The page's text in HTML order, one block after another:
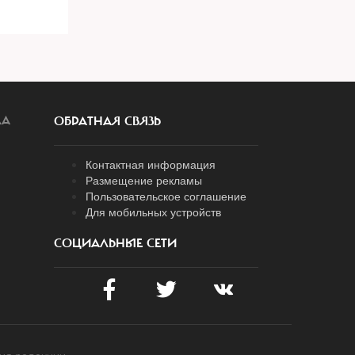
ОБРАТНАЯ СВЯЗЬ
Контактная информация
Размещение рекламы
Пользовательское соглашение
Для мобильных устройств
СОЦИАЛЬНЫЕ СЕТИ